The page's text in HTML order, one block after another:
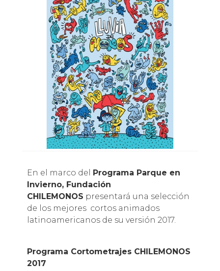
En el marco del Programa Parque en
Invierno, Fundación
CHILEMONOS presentará una selección
de los mejores cortos animados
latinoamericanos de su versión 2017.
Programa Cortometrajes CHILEMONOS
2017